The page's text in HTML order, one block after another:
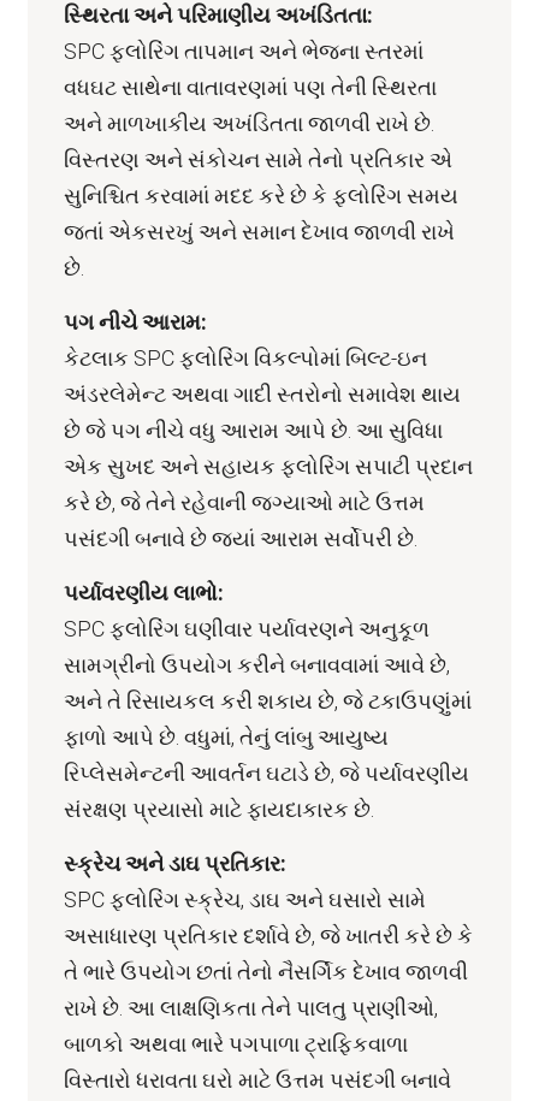
સ્થિરતા અને પરિમાણીય અખંડિતતા:
SPC ફ્લોરિંગ તાપમાન અને ભેજના સ્તરમાં
વધઘટ સાથેના વાતાવરણમાં પણ તેની સ્થિરતા
અને માળખાકીય અખંડિતતા જાળવી રાખે છે.
વિસ્તરણ અને સંકોચન સામે તેનો પ્રતિકાર એ
સુનિશ્ચિત કરવામાં મદદ કરે છે કે ફ્લોરિંગ સમય
જતાં એકસરખું અને સમાન દેખાવ જાળવી રાખે
છે.
પગ નીચે આરામ:
કેટલાક SPC ફ્લોરિંગ વિકલ્પોમાં બિલ્ટ-ઇન
અંડરલેમેન્ટ અથવા ગાદી સ્તરોનો સમાવેશ થાય
છે જે પગ નીચે વધુ આરામ આપે છે. આ સુવિધા
એક સુખદ અને સહાયક ફ્લોરિંગ સપાટી પ્રદાન
કરે છે, જે તેને રહેવાની જગ્યાઓ માટે ઉત્તમ
પસંદગી બનાવે છે જ્યાં આરામ સર્વોપરી છે.
પર્યાવરણીય લાભો:
SPC ફ્લોરિંગ ઘણીવાર પર્યાવરણને અનુકૂળ
સામગ્રીનો ઉપયોગ કરીને બનાવવામાં આવે છે,
અને તે રિસાયકલ કરી શકાય છે, જે ટકાઉપણુંમાં
ફાળો આપે છે. વધુમાં, તેનું લાંબુ આયુષ્ય
રિપ્લેસમેન્ટની આવર્તન ઘટાડે છે, જે પર્યાવરણીય
સંરક્ષણ પ્રયાસો માટે ફાયદાકારક છે.
સ્ક્રેચ અને ડાઘ પ્રતિકાર:
SPC ફ્લોરિંગ સ્ક્રેચ, ડાઘ અને ઘસારો સામે
અસાધારણ પ્રતિકાર દર્શાવે છે, જે ખાતરી કરે છે કે
તે ભારે ઉપયોગ છતાં તેનો નૈસર્ગિક દેખાવ જાળવી
રાખે છે. આ લાક્ષણિકતા તેને પાલતુ પ્રાણીઓ,
બાળકો અથવા ભારે પગપાળા ટ્રાફિકવાળા
વિસ્તારો ધરાવતા ઘરો માટે ઉત્તમ પસંદગી બનાવે